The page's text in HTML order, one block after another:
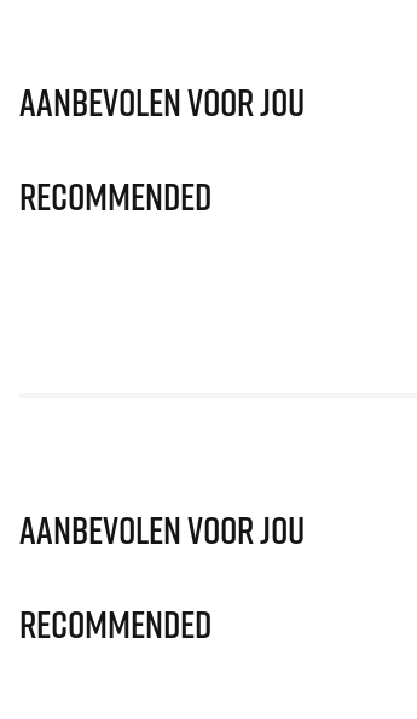
Aanbevolen voor jou
Recommended
Aanbevolen voor jou
Recommended